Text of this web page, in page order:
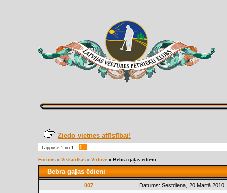
Ziedo vietnes attīstībai!
Lappuse 1 no 1 1
Forums » Viskautkas » Virtuve » Bebra gaļas ēdieni
Bebra gaļas ēdieni
007
Datums: Sestdiena,